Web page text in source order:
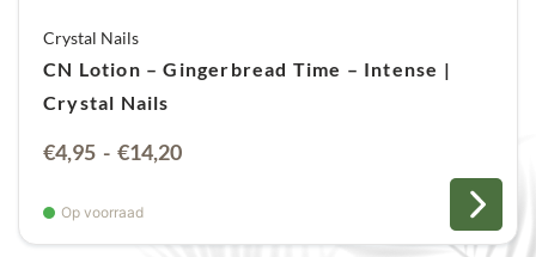
Crystal Nails
CN Lotion – Gingerbread Time – Intense |
Crystal Nails
€4,95 - €14,20Prijsklasse:
€14,20
Op voorraad